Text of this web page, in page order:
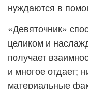
нуждаются в
«Девяточник»
целиком и
получает
и многое отдает;
материальные